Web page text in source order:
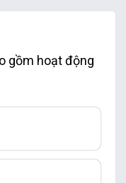
gồm hoạt động